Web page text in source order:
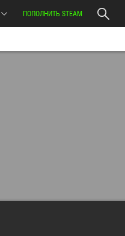
ПОПОЛНИТЬ STEAM